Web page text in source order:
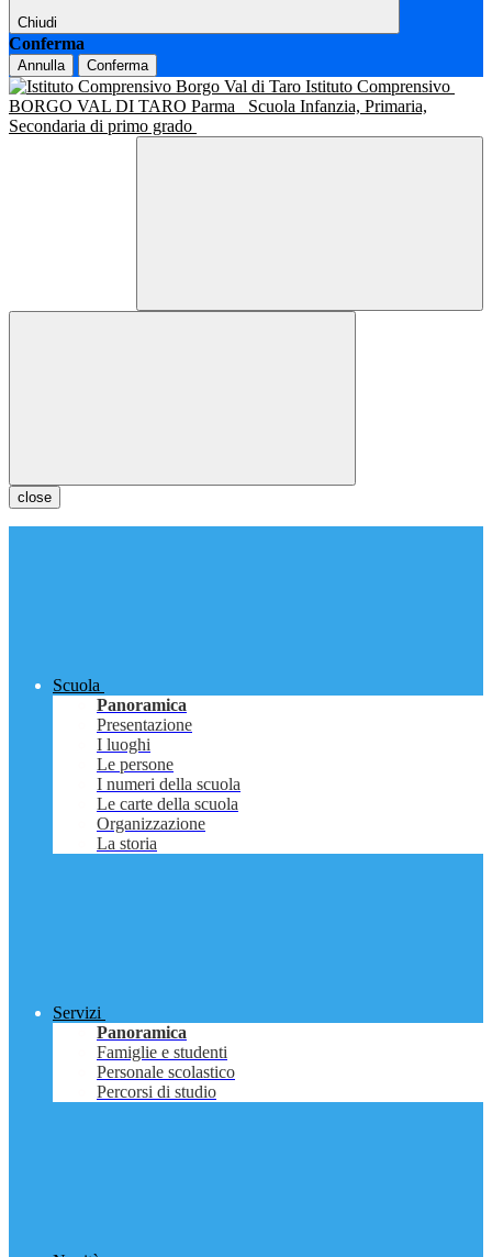
Chiudi
Conferma
Annulla Conferma
Istituto Comprensivo
BORGO VAL DI TARO Parma
Scuola Infanzia, Primaria,
Secondaria di primo grado
close
Scuola
Panoramica
Presentazione
I luoghi
Le persone
I numeri della scuola
Le carte della scuola
Organizzazione
La storia
Servizi
Panoramica
Famiglie e studenti
Personale scolastico
Percorsi di studio